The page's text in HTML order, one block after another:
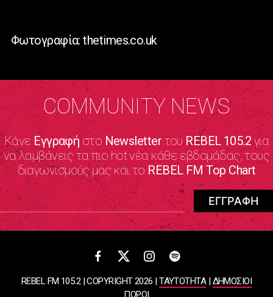
Φωτογραφία: thetimes.co.uk
COMMUNITY NEWS
Κάνε Εγγραφήστο NewsletterτουREBEL 105.2για
να λαμβάνεις τα πιο hot νέα κάθε εβδομάδας, τους
διαγωνισμούς μας και το REBEL FM Top Chart
REBEL FM 105.2 | COPYRIGHT 2026 |ΤΑΥΤΟΤΗΤΑ|ΔΗΜΟΣΙΟΙ
ΠΟΡΟΙ